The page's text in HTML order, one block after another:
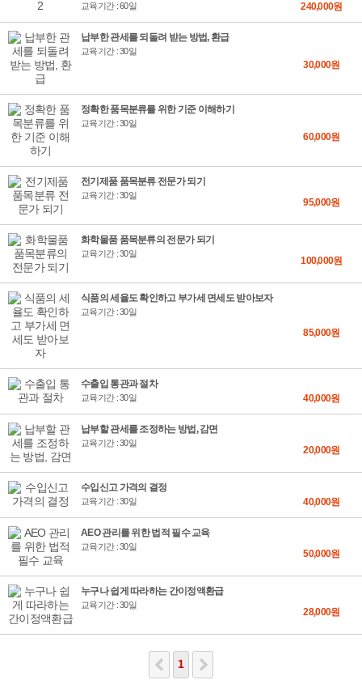
교육기간 : 60일 240,000원
납부한 관세를 되돌려 받는 방법, 환급
교육기간 : 30일
30,000원
정확한 품목분류를 위한 기준 이해하기
교육기간 : 30일
60,000원
전기제품 품목분류 전문가 되기
교육기간 : 30일
95,000원
화학물품 품목분류의 전문가 되기
교육기간 : 30일
100,000원
식품의 세율도 확인하고 부가세 면세도 받아보자
교육기간 : 30일
85,000원
수출입 통관과 절차
교육기간 : 30일 40,000원
납부할 관세를 조정하는 방법, 감면
교육기간 : 30일
20,000원
수입신고 가격의 결정
교육기간 : 30일 40,000원
AEO 관리를 위한 법적 필수 교육
교육기간 : 30일
50,000원
누구나 쉽게 따라하는 간이정액환급
교육기간 : 30일
28,000원
1